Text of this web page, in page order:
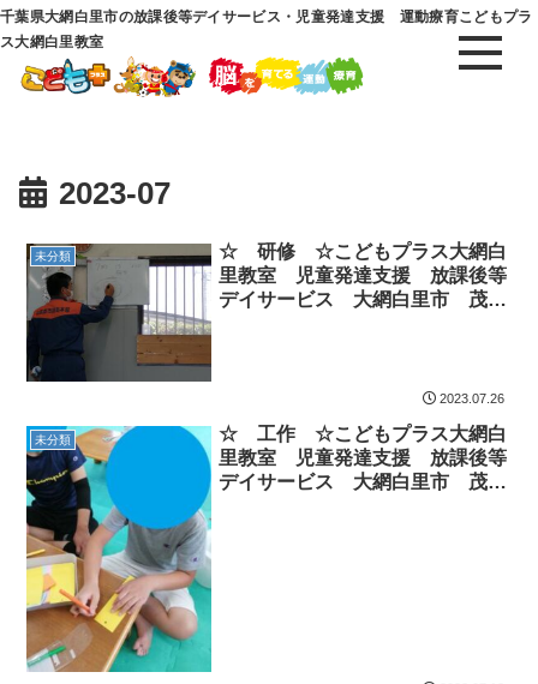
千葉県大網白里市の放課後等デイサービス・児童発達支援 運動療育こどもプラ
ス大網白里教室
2023-07
未分類
☆ 研修 ☆こどもプラス大網白
里教室 児童発達支援 放課後等
デイサービス 大網白里市 茂原
2023.07.26
未分類
☆ 工作 ☆こどもプラス大網白
里教室 児童発達支援 放課後等
デイサービス 大網白里市 茂原